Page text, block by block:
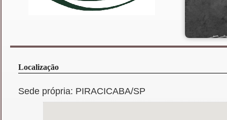
Localização
Sede própria: PIRACICABA/SP